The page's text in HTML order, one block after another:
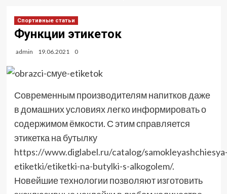
Спортивные статьи
Функции этикеток
admin 19.06.2021 0
Современным производителям напитков даже
в домашних условиях легко информировать о
содержимом ёмкости. С этим справляется
этикетка на бутылку
https://www.diglabel.ru/catalog/
etiketki/etiketki-na-butylki-s-alkogolem/.
Новейшие технологии позволяют изготовить